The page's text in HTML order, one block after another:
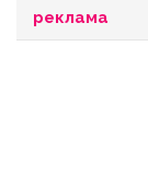
реклама